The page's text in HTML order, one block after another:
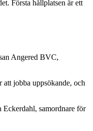
Första hållplatsen är ett
Angered BVC,
jobba uppsökande, och
samordnare för